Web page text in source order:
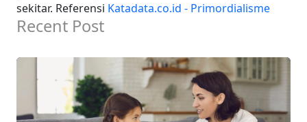
sekitar. Referensi Katadata.co.id - Primordialisme
Recent Post